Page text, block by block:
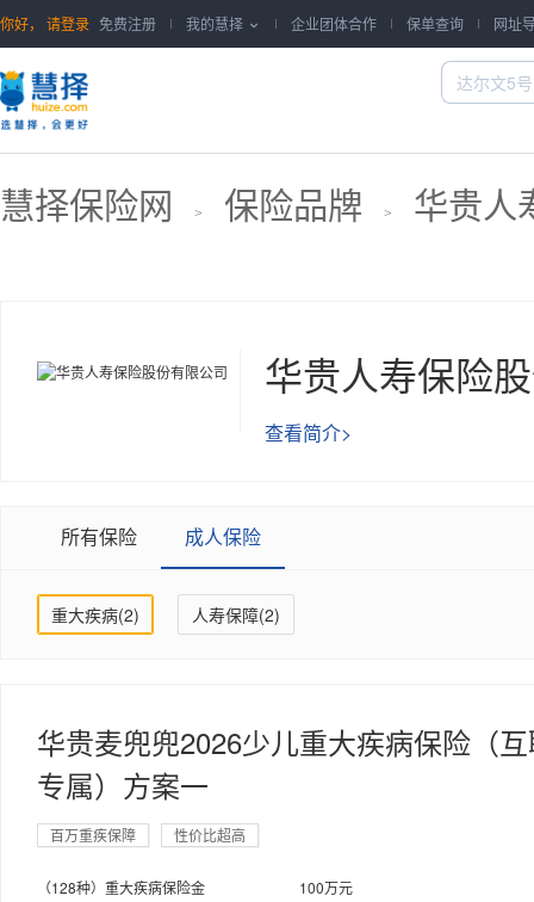
你好， 请登录 免费注册 我的慧择  企业团体合作 保单查询 网址
慧择保险网 > 保险品牌 > 华贵人
华贵人寿保险
查看简介>
所有保险 成人保险
重大疾病(2) 人寿保障(2)
华贵麦兜兜2026少儿重大疾病保险（
专属）方案一
百万重疾保障 性价比超高
（128种）重大疾病保险金
100万元